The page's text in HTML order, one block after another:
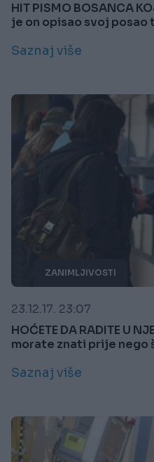
HIT PISMO BOSANCA
je on opisao svoj posao
Saznaj više
ZANIMLJIVOSTI
23.12.17. 23:07
HOĆETE DA RADITE U
morate znati prije nego
Saznaj više